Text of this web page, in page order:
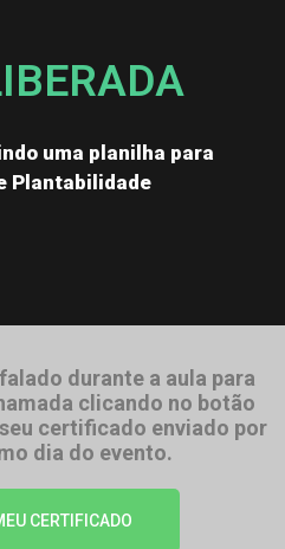
uma planilha para
Plantabilidade
durante a aula para
clicando no botão
certificado enviado por
dia do evento.
CERTIFICADO